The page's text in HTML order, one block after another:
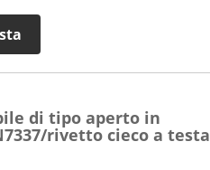
di tipo aperto in
rivetto cieco a testa